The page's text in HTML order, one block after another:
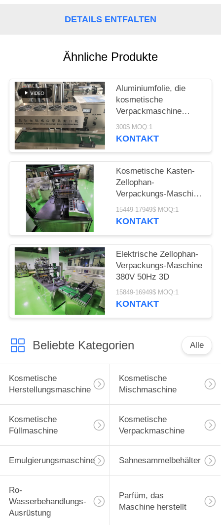
FORDERN
EIN
ZITAT
SITEMAP
PRIVACY
POLICY
DETAILS ENTFALTEN
Ähnliche Produkte
Aluminiumfolie, die
kosmetische
Verpackmaschine
0.7mpa versiegelt
300$ MOQ:1
KONTAKT
Kosmetische Kasten-
Zellophan-
Verpackungs-Maschine
des Kondom-48KW
15449-17949$ MOQ:1
KONTAKT
Elektrische Zellophan-
Verpackungs-Maschine
380V 50Hz 3D
15849-16949$ MOQ:1
KONTAKT
Beliebte Kategorien Alle
Kosmetische
Herstellungsmaschine
Kosmetische
Mischmaschine
Kosmetische
Füllmaschine
Kosmetische
Verpackmaschine
Emulgierungsmaschine Sahnesammelbehälter
Ro-
Wasserbehandlungs-
Ausrüstung
Parfüm, das
Maschine herstellt